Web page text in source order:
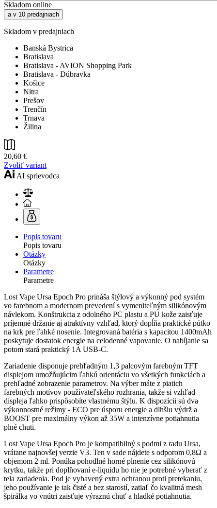
Skladom online
a v 10 predajniach
Skladom v predajniach
Banská Bystrica
Bratislava
Bratislava - AVION Shopping Park
Bratislava - Dúbravka
Košice
Nitra
Prešov
Trenčín
Trnava
Žilina
20,60 €
Zvoliť variant
AI sprievodca
Popis tovaru
Popis tovaru
Otázky
Otázky
Parametre
Parametre
Lost Vape Ursa Epoch Pro prináša štýlový a výkonný pod systém
vo farebnom a modernom prevedení s vymeniteľným silikónovým
návlekom. Konštrukcia z odolného PC plastu a PU kože zaisťuje
príjemné držanie aj atraktívny vzhľad, ktorý dopĺňa praktické pútko
na krk pre ľahké nosenie. Integrovaná batéria s kapacitou 1400mAh
poskytuje dostatok energie na celodenné vapovanie. O nabíjanie sa
potom stará praktický 1A USB-C.
Zariadenie disponuje prehľadným 1,3 palcovým farebným TFT
displejom umožňujúcim ľahkú orientáciu vo všetkých funkciách a
prehľadné zobrazenie parametrov. Na výber máte z piatich
farebných motívov používateľského rozhrania, takže si vzhľad
displeja ľahko prispôsobíte vlastnému štýlu. K dispozícii sú dva
výkonnostné režimy - ECO pre úsporu energie a dlhšiu výdrž a
BOOST pre maximálny výkon až 35W a intenzívne potiahnutia
plné chuti.
Lost Vape Ursa Epoch Pro je kompatibilný s podmi z radu Ursa,
vrátane najnovšej verzie V3. Ten v sade nájdete s odporom 0,8Ω a
objemom 2 ml. Ponúka pohodlné horné plnenie cez silikónovú
krytku, takže pri doplňovaní e-liquidu ho nie je potrebné vyberať z
tela zariadenia. Pod je vybavený extra ochranou proti pretekaniu,
jeho používanie je tak čisté a bez starostí, zatiaľ čo kvalitná mesh
špirálka vo vnútri zaisťuje výraznú chuť a hladké potiahnutia.